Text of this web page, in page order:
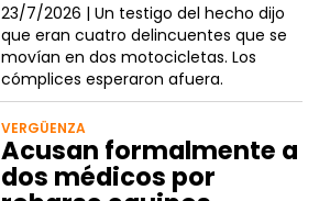
23/7/2026 |Un testigo del hecho dijo
que eran cuatro delincuentes que se
movían en dos motocicletas. Los
cómplices esperaron afuera.
VERGÜENZA
Acusan formalmente a
dos médicos por